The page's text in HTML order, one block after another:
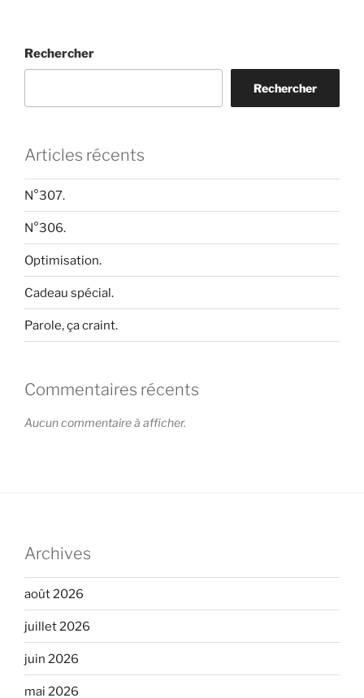
Rechercher
Rechercher
Articles récents
N°307.
N°306.
Optimisation.
Cadeau spécial.
Parole, ça craint.
Commentaires récents
Aucun commentaire à afficher.
Archives
août 2026
juillet 2026
juin 2026
mai 2026